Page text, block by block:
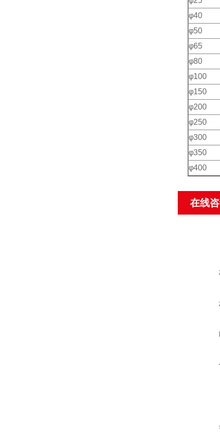
φ40
φ50
φ65
φ80
φ100
φ150
φ200
φ250
φ300
φ350
φ400
在线